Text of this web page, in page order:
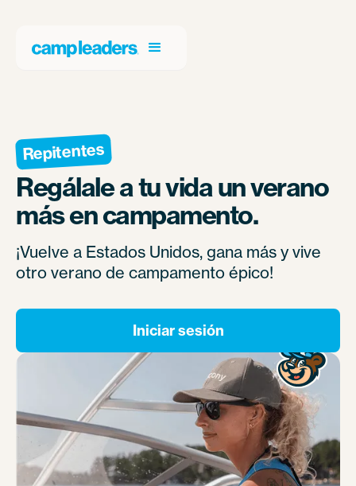
Repitentes
Regálale a tu vida un verano
más en campamento.
¡Vuelve a Estados Unidos, gana más y vive
otro verano de campamento épico!
Iniciar sesión